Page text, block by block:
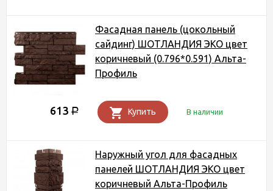
Фасадная панель (цокольный
сайдинг) ШОТЛАНДИЯ ЭКО цвет
коричневый (0.796*0.591) Альта-
Профиль
613 Р Купить В наличии
Наружный угол для фасадных
панелей ШОТЛАНДИЯ ЭКО цвет
коричневый Альта-Профиль